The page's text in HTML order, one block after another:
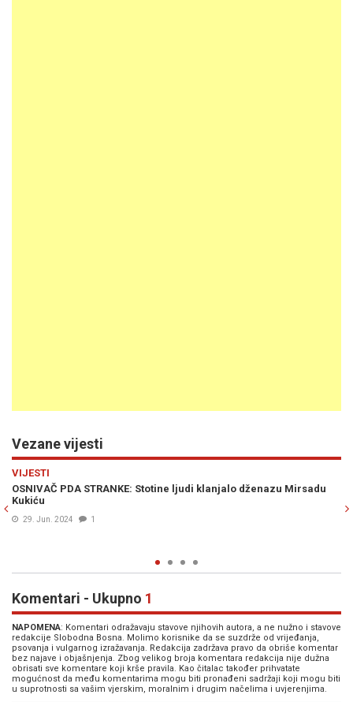
Vezane vijesti
klanjalo dženazu Mirsadu
U 67. GODINI: Preminuo Mirsad Kukić,
Komentari - Ukupno 1
NAPOMENA: Komentari odražavaju stavove njihovih autora, a ne nužno i stavove
redakcije Slobodna Bosna. Molimo korisnike da se suzdrže od vrijeđanja,
psovanja i vulgarnog izražavanja. Redakcija zadržava pravo da obriše komentar
bez najave i objašnjenja. Zbog velikog broja komentara redakcija nije dužna
obrisati sve komentare koji krše pravila. Kao čitalac također prihvatate
mogućnost da među komentarima mogu biti pronađeni sadržaji koji mogu biti
u suprotnosti sa vašim vjerskim, moralnim i drugim načelima i uvjerenjima.